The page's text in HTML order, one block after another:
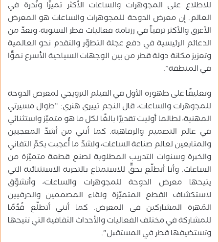
للاطلاع على المجوهرات والساعات الأكثر تميزًا ونُدرة في
العالم. إن معرض الدوحة للمجوهرات والساعات هو المعرض
الأعرق والأكثر ترقباً في رزنامة فعاليات قطر السنوية، ويعدّ من
الدعائم الرئيسية في دفع عجلة التطوّر والتقدم نحو العالمية
وتعزيز مكانة دولة قطر من بين الوجهات السياحية الأسرع نموًّا
في المنطقة”.
وتعليقًا على ظهوره الأول في الفيلم الترويجي لمعرض الدوحة
للمجوهرات والساعات، قال النجم تييري هنري: “طوال مسيرتي
المهنية، لطالما أوليت تقديرًا بالغًا لكل ما هو متميّز واستثنائي
في عالم التصميم والرفاهية. كما أنني من أشدّ المعجبين
والمتابعين لعالم صناعة الساعات، ولشدّ ما أُعجبت بكمّ التفاني
والخبرة وسنوات التدريب المطلوبة لصنع قطعة متميّزة من
الساعات. وأنا أتطلّع بحقٍّ للاستمتاع بالتجربة الاستثنائية التي
يتيحها معرض الدوحة للمجوهرات والساعات، وأتشوّق
لاستكشاف القطع المتميّزة ولقاء المصممين والحرفيين
المَهرة المشاركين في المعرض. كما أنني أتطلّع قُدُمًا
للمشاركة في مختلف الفعاليات والأحداث الثقافية التي تتيحها
وتستضيفها قطر في المستقبل”.